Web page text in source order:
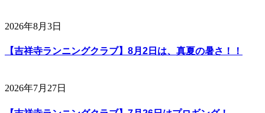
2026年8月3日
【吉祥寺ランニングクラブ】8月2日は、真夏の暑さ！！
2026年7月27日